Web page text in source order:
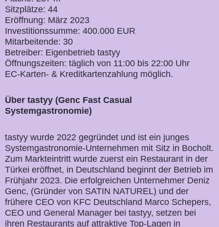
Sitzplätze: 44
Eröffnung: März 2023
Investitionssumme: 400.000 EUR
Mitarbeitende: 30
Betreiber: Eigenbetrieb tastyy
Öffnungszeiten: täglich von 11:00 bis 22:00 Uhr
EC-Karten- & Kreditkartenzahlung möglich.
Über tastyy (Genc Fast Casual
Systemgastronomie)
tastyy wurde 2022 gegründet und ist ein junges
Systemgastronomie-Unternehmen mit Sitz in Bocholt.
Zum Markteintritt wurde zuerst ein Restaurant in der
Türkei eröffnet, in Deutschland beginnt der Betrieb im
Frühjahr 2023. Die erfolgreichen Unternehmer Deniz
Genc, (Gründer von SATIN NATUREL) und der
frühere CEO von KFC Deutschland Marco Schepers,
CEO und General Manager bei tastyy, setzen bei
ihren Restaurants auf attraktive Top-Lagen in